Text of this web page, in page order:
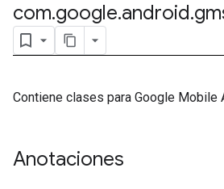
com.google.android.
Contiene clases para Google Mobile
Anotaciones